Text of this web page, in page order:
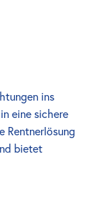
ins
eine sichere
Rentnerlösung
bietet